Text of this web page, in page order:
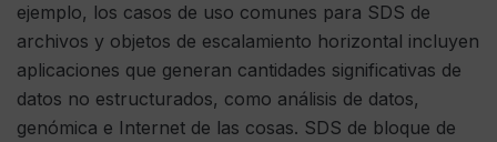
ejemplo, los casos de uso comunes para SDS de
archivos y objetos de escalamiento horizontal incluyen
aplicaciones que generan cantidades significativas de
datos no estructurados, como análisis de datos,
genómica e Internet de las cosas. SDS de bloque de